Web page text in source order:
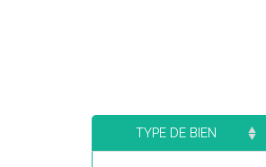
TYPE DE BIEN